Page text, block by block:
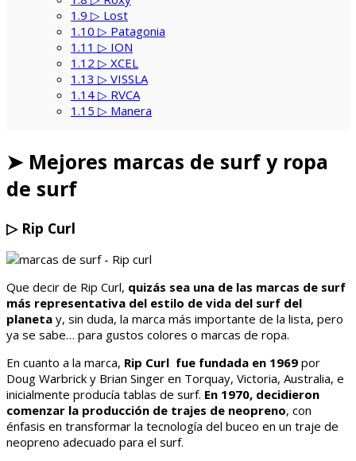
1.9 ▷ Lost
1.10 ▷ Patagonia
1.11 ▷ ION
1.12 ▷ XCEL
1.13 ▷ VISSLA
1.14 ▷ RVCA
1.15 ▷ Manera
➤ Mejores marcas de surf y ropa
de surf
▷ Rip Curl
Que decir de Rip Curl, quizás sea una de las marcas de surf
más representativa del estilo de vida del surf del
planeta y, sin duda, la marca más importante de la lista, pero
ya se sabe… para gustos colores o marcas de ropa.
En cuanto a la marca, Rip Curl fue fundada en 1969 por
Doug Warbrick y Brian Singer en Torquay, Victoria, Australia, e
inicialmente producía tablas de surf. En 1970, decidieron
comenzar la producción de trajes de neopreno, con
énfasis en transformar la tecnología del buceo en un traje de
neopreno adecuado para el surf.